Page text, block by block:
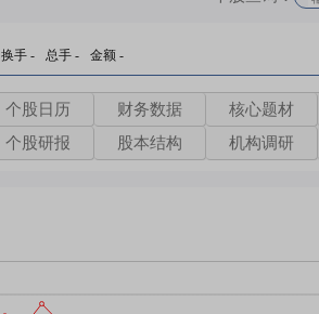
换手 - 总手 - 金额 -
个股日历 财务数据 核心题材
个股研报 股本结构 机构调研